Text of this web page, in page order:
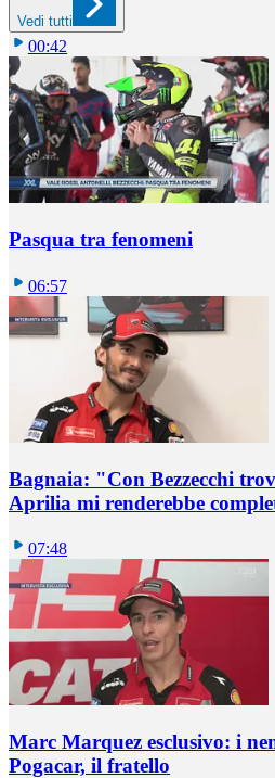
Vedi tutti
00:42
Pasqua tra fenomeni
06:57
Bagnaia: "Con Bezzecchi
Aprilia mi renderebbe
07:48
Marc Marquez esclusivo: i
Pogacar, il fratello